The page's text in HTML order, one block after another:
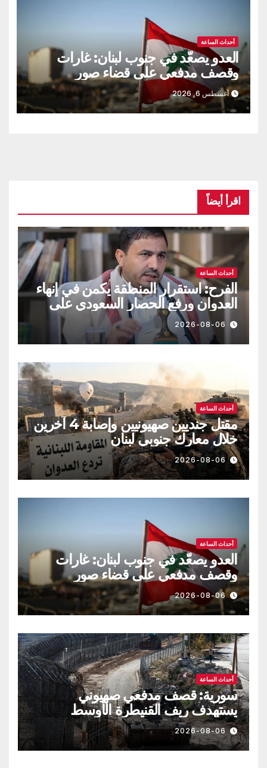
أحداث الساعة
العدو يصعّد في جنوب لبنان: غارات
وقصف مدفعي على قضاء صور
أغسطس 6, 2026
اقرأ أيضاً
أحداث الساعة
الفرح: استقرار المنطقة يكمن في إنهاء
العدوان ورفع الحصار السعودي على
اليمن
2026-08-06
أحداث الساعة
مقتل جنديين صهيونيين وإصابة 4 آخرين
خلال معارك جنوبي لبنان
2026-08-06
أحداث الساعة
العدو يصعّد في جنوب لبنان: غارات
وقصف مدفعي على قضاء صور
2026-08-06
أحداث الساعة
سورية: قصف مدفعي صهيوني
يستهدف ريف القنيطرة الأوسط
2026-08-06